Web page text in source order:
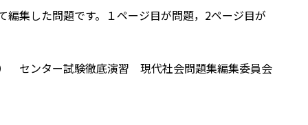
集した問題です。１ページ目が問題，2ページ目が
センター試験徹底演習 現代社会問題集編集委員会